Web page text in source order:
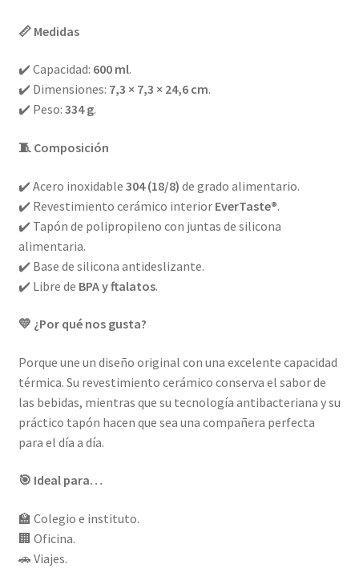
📏 Medidas
✔️ Capacidad: 600 ml.
✔️ Dimensiones: 7,3 × 7,3 × 24,6 cm.
✔️ Peso: 334 g.
🧵 Composición
✔️ Acero inoxidable 304 (18/8) de grado alimentario.
✔️ Revestimiento cerámico interior EverTaste®.
✔️ Tapón de polipropileno con juntas de silicona
alimentaria.
✔️ Base de silicona antideslizante.
✔️ Libre de BPA y ftalatos.
💛 ¿Por qué nos gusta?
Porque une un diseño original con una excelente capacidad
térmica. Su revestimiento cerámico conserva el sabor de
las bebidas, mientras que su tecnología antibacteriana y su
práctico tapón hacen que sea una compañera perfecta
para el día a día.
🎯 Ideal para…
🏫 Colegio e instituto.
🏢 Oficina.
🚗 Viajes.